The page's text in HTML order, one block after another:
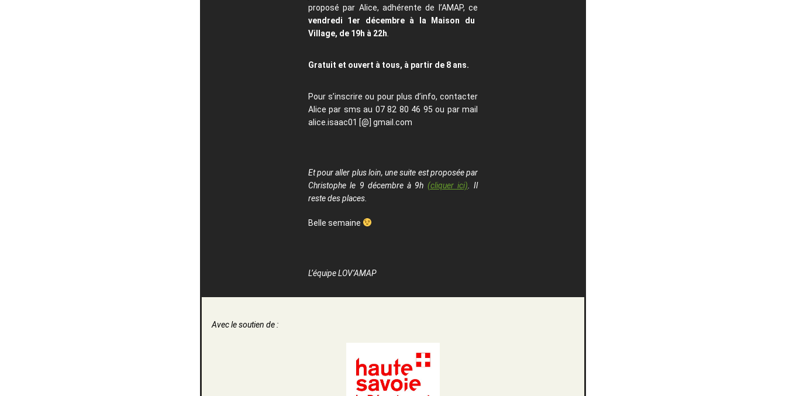
proposé par Alice, adhérente de l’AMAP, ce
vendredi 1er décembre à la Maison du
Village, de 19h à 22h
Gratuit et ouvert à tous, à partir de 8 ans.
Pour s’inscrire ou pour plus d’info, contacter
Alice par sms au 07 82 80 46 95 ou par mail
alice.isaac01 [@] gmail.com
Et pour aller plus loin, une suite est proposée par
Christophe le 9 décembre à 9h (cliquer ici) . Il
reste des places.
Belle semaine
L’équipe LOV’AMAP
Avec le soutien de :